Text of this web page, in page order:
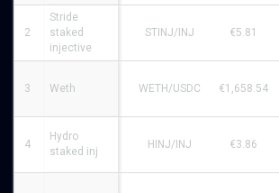
2
Stride
staked
injective
STINJ/INJ €5.81
3 Weth WETH/USDC €1,658.54
4
Hydro
staked inj
HINJ/INJ €3.86